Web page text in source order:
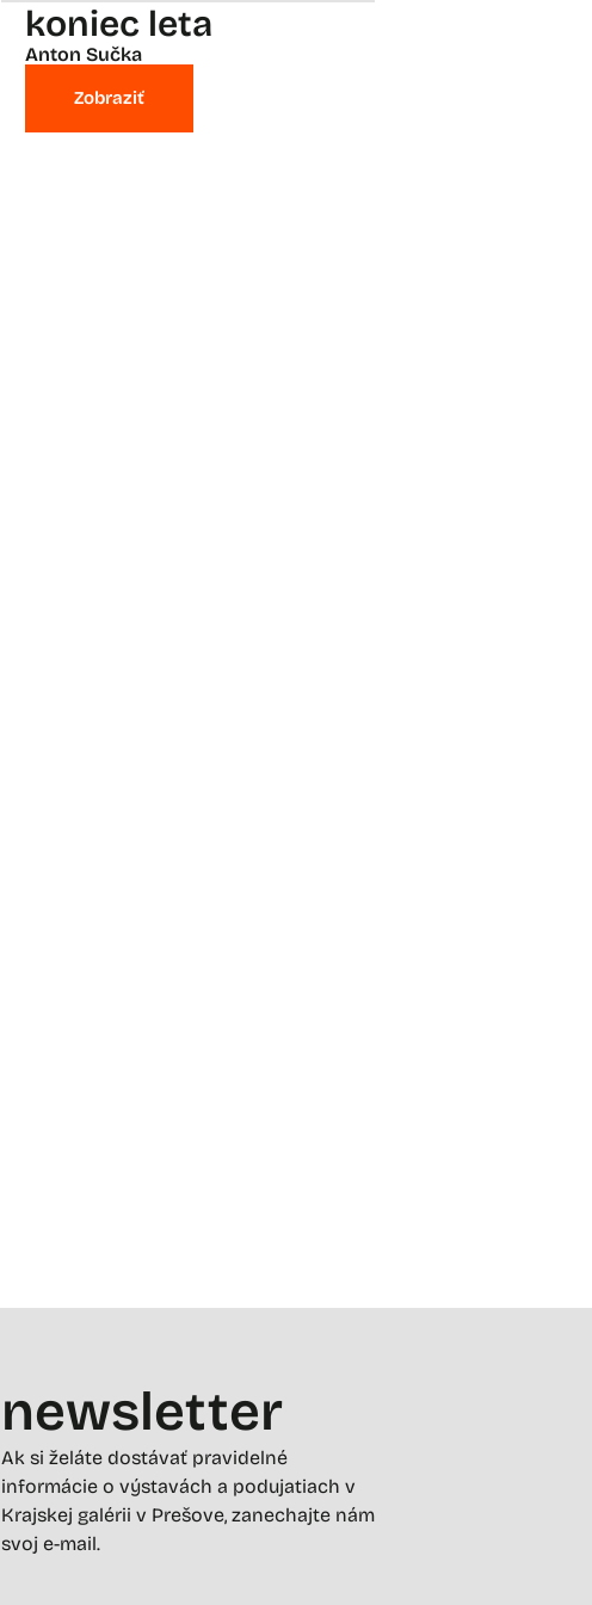
koniec leta
Anton Sučka
Zobraziť
newsletter
Ak si želáte dostávať pravidelné
informácie o výstavách a podujatiach v
Krajskej galérii v Prešove, zanechajte nám
svoj e-mail.